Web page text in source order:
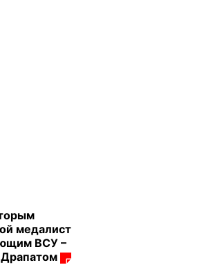
медалист
ВСУ –